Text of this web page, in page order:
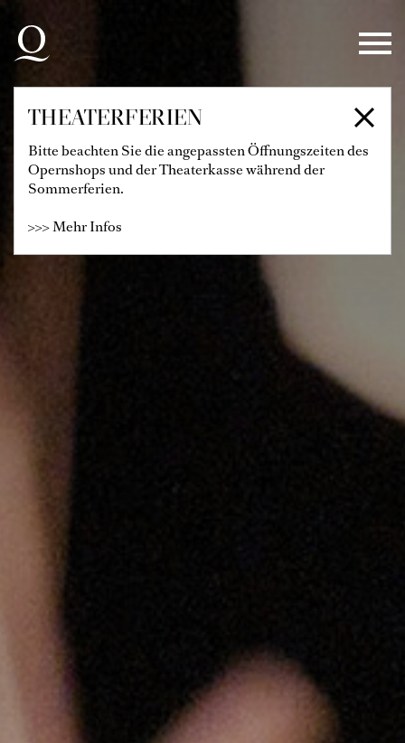
Zur Hauptnavigation springen
Zum Hauptinhalt springen
Zum Footer springen
THEATERFERIEN
Bitte beachten Sie die angepassten Öffnungszeiten des
Opernshops und der Theaterkasse während der
Sommerferien.
>>> Mehr Infos